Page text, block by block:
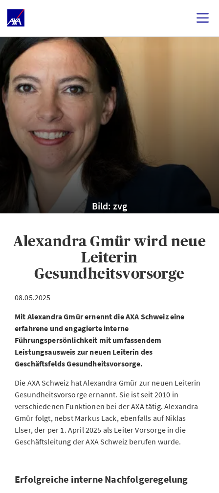
Bild: zvg
Alexandra Gmür wird neue
Leiterin
Gesundheitsvorsorge
08.05.2025
Mit Alexandra Gmür ernennt die AXA Schweiz eine
erfahrene und engagierte interne
Führungspersönlichkeit mit umfassendem
Leistungsausweis zur neuen Leiterin des
Geschäftsfelds Gesundheitsvorsorge.
Die AXA Schweiz hat Alexandra Gmür zur neuen Leiterin
Gesundheitsvorsorge ernannt. Sie ist seit 2010 in
verschiedenen Funktionen bei der AXA tätig. Alexandra
Gmür folgt, nebst Markus Lack, ebenfalls auf Niklas
Elser, der per 1. April 2025 als Leiter Vorsorge in die
Geschäftsleitung der AXA Schweiz berufen wurde.
Erfolgreiche interne Nachfolgeregelung